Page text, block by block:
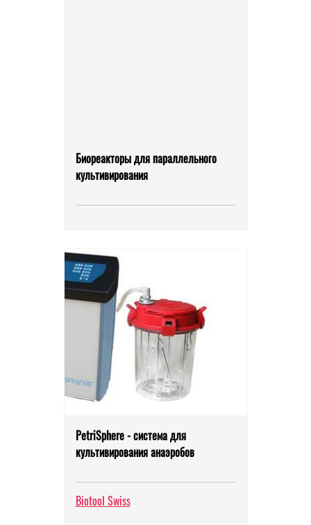
Биореакторы для параллельного
культивирования
PetriSphere - система для
культивирования анаэробов
Biotool Swiss